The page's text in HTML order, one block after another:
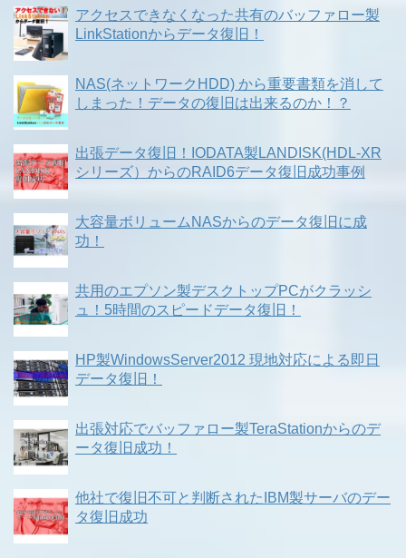
アクセスできなくなった共有のバッファロー製
LinkStationからデータ復旧！
NAS(ネットワークHDD) から重要書類を消して
しまった！データの復旧は出来るのか！？
出張データ復旧！IODATA製LANDISK(HDL-XR
シリーズ）からのRAID6データ復旧成功事例
大容量ボリュームNASからのデータ復旧に成
功！
共用のエプソン製デスクトップPCがクラッシ
ュ！5時間のスピードデータ復旧！
HP製WindowsServer2012 現地対応による即日
データ復旧！
出張対応でバッファロー製TeraStationからのデ
ータ復旧成功！
他社で復旧不可と判断されたIBM製サーバのデー
タ復旧成功